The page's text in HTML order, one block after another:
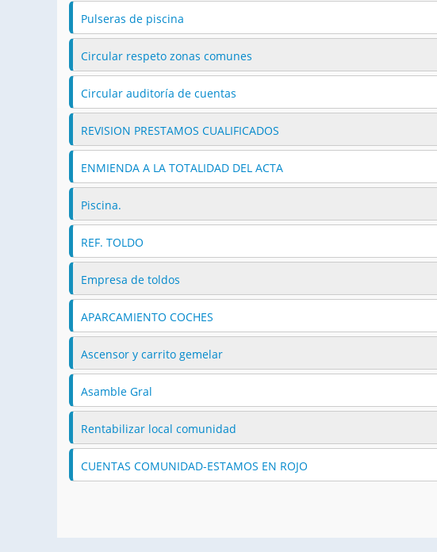
Pulseras de piscina
Circular respeto zonas comunes
Circular auditoría de cuentas
REVISION PRESTAMOS CUALIFICADOS
ENMIENDA A LA TOTALIDAD DEL ACTA
Piscina.
REF. TOLDO
Empresa de toldos
APARCAMIENTO COCHES
Ascensor y carrito gemelar
Asamble Gral
Rentabilizar local comunidad
CUENTAS COMUNIDAD-ESTAMOS EN ROJO